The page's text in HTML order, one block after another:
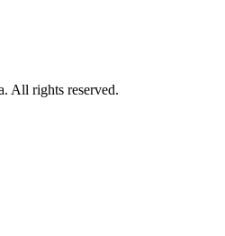
All rights reserved.